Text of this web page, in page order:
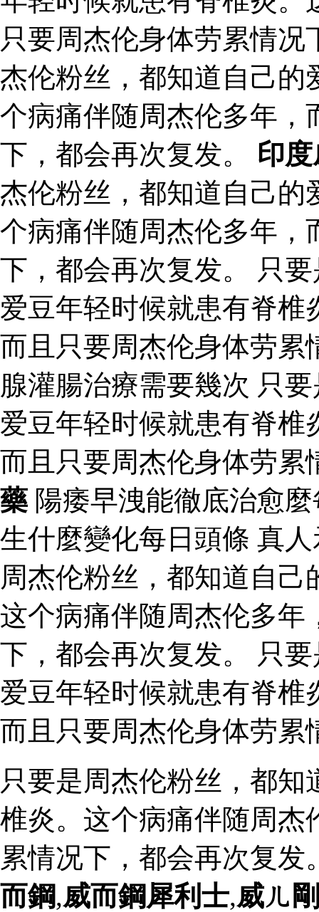
只要周杰伦身体劳累情
杰伦粉丝，都知道自己的
个病痛伴随周杰伦多年，
下，都会再次复发。 印
杰伦粉丝，都知道自己的
个病痛伴随周杰伦多年，
下，都会再次复发。 只
爱豆年轻时候就患有脊
而且只要周杰伦身体劳累
腺灌腸治療需要幾次 只
爱豆年轻时候就患有脊
而且只要周杰伦身体劳
藥 陽痿早洩能徹底治愈
生什麼變化每日頭條 真
周杰伦粉丝，都知道自
这个病痛伴随周杰伦多年
下，都会再次复发。 只
爱豆年轻时候就患有脊
而且只要周杰伦身体劳累
只要是周杰伦粉丝，都
椎炎。这个病痛伴随周杰
累情况下，都会再次复发
而鋼,威而鋼犀利士,威ㄦ剛